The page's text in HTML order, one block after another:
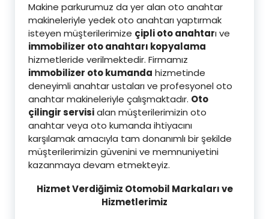
Makine parkurumuz da yer alan oto anahtar
makineleriyle yedek oto anahtarı yaptırmak
isteyen müşterilerimize çipli oto anahtarı ve
immobilizer oto anahtarı kopyalama
hizmetleride verilmektedir. Firmamız
immobilizer oto kumanda hizmetinde
deneyimli anahtar ustaları ve profesyonel oto
anahtar makineleriyle çalışmaktadır. Oto
çilingir servisialan müşterilerimizin oto
anahtar veya oto kumanda ihtiyacını
karşılamak amacıyla tam donanımlı bir şekilde
müşterilerimizin güvenini ve memnuniyetini
kazanmaya devam etmekteyiz.
Hizmet Verdiğimiz Otomobil Markaları ve
Hizmetlerimiz